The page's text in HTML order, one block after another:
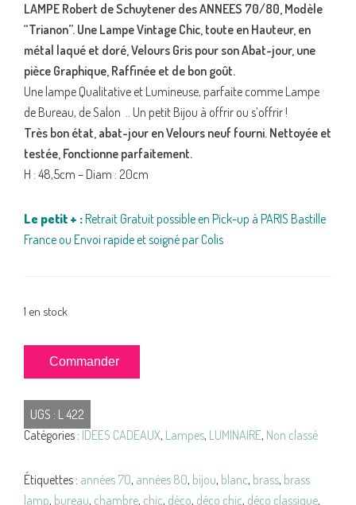
LAMPE Robert de Schuytener des ANNEES 70/80, Modèle
“Trianon”. Une Lampe Vintage Chic, toute en Hauteur, en
métal laqué et doré, Velours Gris pour son Abat-jour, une
pièce Graphique, Raffinée et de bon goût.
Une lampe Qualitative et Lumineuse, parfaite comme Lampe
de Bureau, de Salon .. Un petit Bijou à offrir ou s’offrir !
Très bon état, abat-jour en Velours neuf fourni. Nettoyée et
testée, Fonctionne parfaitement.
H : 48,5cm – Diam : 20cm
Le petit + :Retrait Gratuit possible en Pick-up à PARIS Bastille
France ou Envoi rapide et soigné par Colis
1 en stock
quantité
de
LAMPE
Robert
de
ANNEES
70/80
Commander
UGS : L 422
Catégories : IDEES CADEAUX, Lampes, LUMINAIRE, Non classé
Étiquettes : années 70, années 80, bijou, blanc, brass, brass
lamp, bureau, chambre, chic, déco, déco chic, déco classique,